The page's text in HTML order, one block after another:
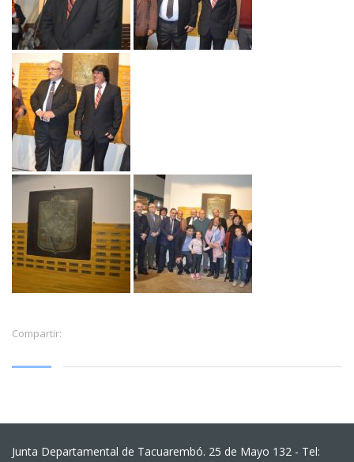
Compartir:
Junta Departamental de Tacuarembó. 25 de Mayo 132 - Tel: